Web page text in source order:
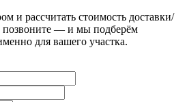
и рассчитать стоимость доставки/
— и мы подберём
для вашего участка.